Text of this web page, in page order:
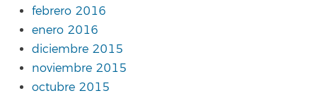
febrero 2016
enero 2016
diciembre 2015
noviembre 2015
octubre 2015